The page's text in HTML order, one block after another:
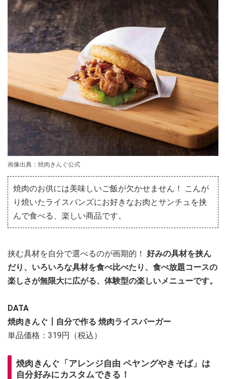
画像出典：焼肉きんぐ公式
焼肉のお供には美味しいご飯が欠かせません！ こんが
り焼いたライスバンズにお好きなお肉とサンチュを挟
んで食べる、楽しい商品です。
挟む具材を自分で選べるのが画期的！ 好みの具材を挟ん
だり、いろいろな具材を食べ比べたり、食べ放題コースの
楽しさが無限大に広がる、体験型の楽しいメニューです。
DATA
焼肉きんぐ┃
自分で作る 焼肉ライスバーガー
単品価格：319円（税込）
焼肉きんぐ「アレンジ自由 ペヤングやきそば」は
自分好みにカスタムできる！